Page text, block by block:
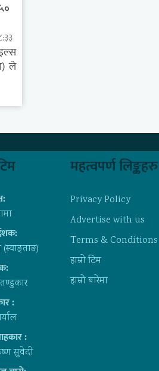
ले
तण्डुकार
:
:
सुवेदी
महत्वपर्ण लिङ्कहरु
Privacy Policy
Advertise with us
Terms & Conditions
हाम्राे टिम
हाम्राे बारेमा